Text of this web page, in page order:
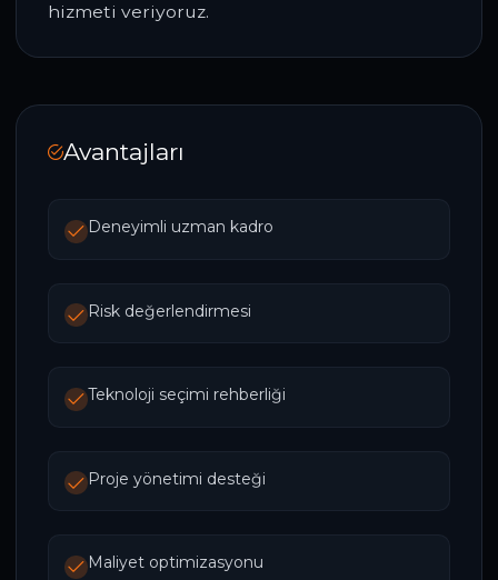
hizmeti veriyoruz.
Avantajları
Deneyimli uzman kadro
Risk değerlendirmesi
Teknoloji seçimi rehberliği
Proje yönetimi desteği
Maliyet optimizasyonu